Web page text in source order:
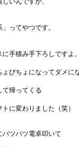
ってやつです。
手積み手下ろしですよ
びちょになってダメに
て帰ってくる
に変わりました（笑）
ツパツ電卓叩いて